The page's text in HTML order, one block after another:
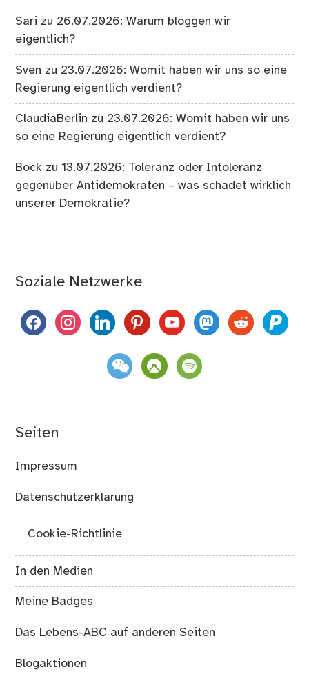
Sari zu 26.07.2026: Warum bloggen wir
eigentlich?
Sven zu 23.07.2026: Womit haben wir uns so eine
Regierung eigentlich verdient?
ClaudiaBerlin zu 23.07.2026: Womit haben wir uns
so eine Regierung eigentlich verdient?
Bock zu13.07.2026: Toleranz oder Intoleranz
gegenüber Antidemokraten – was schadet wirklich
unserer Demokratie?
Soziale Netzwerke
facebookinstagramlinkedinpinterestyoutubemastodon
reddit paypal
weixin komootspotify
Seiten
Impressum
Datenschutzerklärung
Cookie-Richtlinie
In den Medien
Meine Badges
Das Lebens-ABC auf anderen Seiten
Blogaktionen